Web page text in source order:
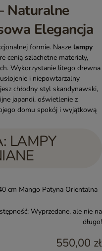
Naturalne
Elegancja
formie. Nasze lampy
cenią szlachetne materiały,
Wykorzystanie litego drewna
i niepowtarzalny
chłodny styl skandynawski,
japandi, oświetlenie z
domu spokój i wyjątkową
LAMPY
cm Mango Patyna Orientalna
Wyprzedane, ale nie na
długo!
550,00 zł